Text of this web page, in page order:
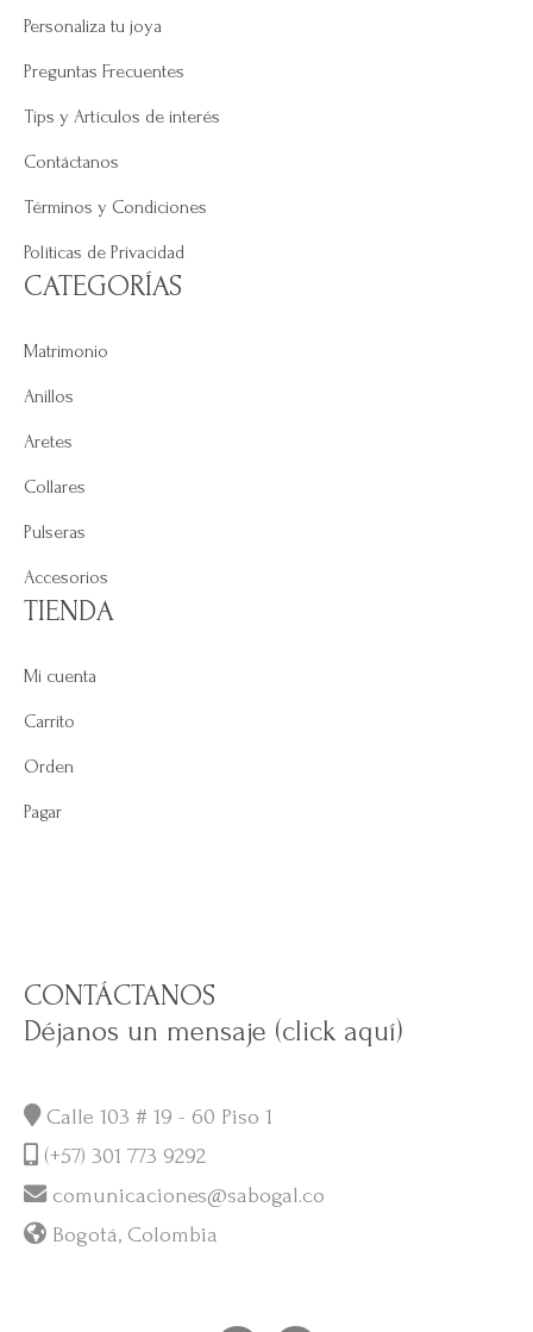
Personaliza tu joya
Preguntas Frecuentes
Tips y Artículos de interés
Contáctanos
Términos y Condiciones
Políticas de Privacidad
CATEGORÍAS
Matrimonio
Anillos
Aretes
Collares
Pulseras
Accesorios
TIENDA
Mi cuenta
Carrito
Orden
Pagar
CONTÁCTANOS
Déjanos un mensaje (click aquí)
Calle 103 # 19 - 60 Piso 1
(+57) 301 773 9292
comunicaciones@sabogal.co
Bogotá, Colombia